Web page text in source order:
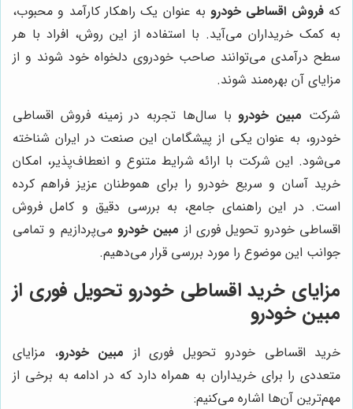
کهفروش اقساطی خودروبه عنوان یک راهکار کارآمد و محبوب،
به کمک خریداران می‌آید. با استفاده از این روش، افراد با هر
سطح درآمدی می‌توانند صاحب خودروی دلخواه خود شوند و از
مزایای آن بهره‌مند شوند.
شرکت مبین خودروبا سال‌ها تجربه در زمینه فروش اقساطی
خودرو، به عنوان یکی از پیشگامان این صنعت در ایران شناخته
می‌شود. این شرکت با ارائه شرایط متنوع و انعطاف‌پذیر، امکان
خرید آسان و سریع خودرو را برای هموطنان عزیز فراهم کرده
است. در این راهنمای جامع، به بررسی دقیق و کامل فروش
اقساطی خودرو تحویل فوری از مبین خودرو می‌پردازیم و تمامی
جوانب این موضوع را مورد بررسی قرار می‌دهیم.
مزایای خرید اقساطی خودرو تحویل فوری از
مبین خودرو
خرید اقساطی خودرو تحویل فوری از مبین خودرو، مزایای
متعددی را برای خریداران به همراه دارد که در ادامه به برخی از
مهم‌ترین آن‌ها اشاره می‌کنیم: